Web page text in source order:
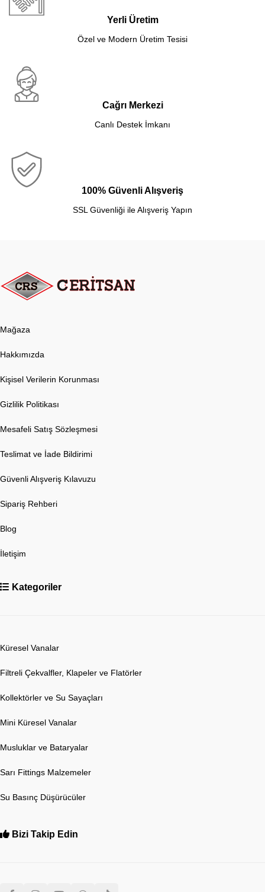
Yerli Üretim
Özel ve Modern Üretim Tesisi
Cağrı Merkezi
Canlı Destek İmkanı
100% Güvenli Alışveriş
SSL Güvenliği ile Alışveriş Yapın
Mağaza
Hakkımızda
Kişisel Verilerin Korunması
Gizlilik Politikası
Mesafeli Satış Sözleşmesi
Teslimat ve İade Bildirimi
Güvenli Alışveriş Kılavuzu
Sipariş Rehberi
Blog
İletişim
Kategoriler
Küresel Vanalar
Filtreli Çekvalfler, Klapeler ve Flatörler
Kollektörler ve Su Sayaçları
Mini Küresel Vanalar
Musluklar ve Bataryalar
Sarı Fittings Malzemeler
Su Basınç Düşürücüler
Bizi Takip Edin